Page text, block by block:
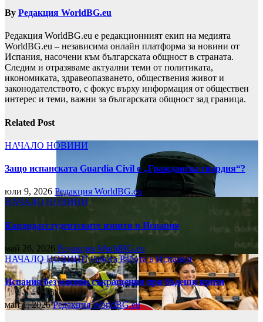
By Редакция WorldBG.eu
Редакция WorldBG.eu е редакционният екип на медията
WorldBG.eu – независима онлайн платформа за новини от
Испания, насочени към българската общност в страната.
Следим и отразяваме актуални теми от политиката,
икономиката, здравеопазването, обществения живот и
законодателството, с фокус върху информация от обществен
интерес и теми, важни за българската общност зад граница.
Related Post
НАЧАЛО НОВИНИ
Защо испанската Guardia Civil е „Гражданска гвардия“?
юли 9, 2026 Редакция WorldBG.eu
НАЧАЛО НОВИНИ
Кандидатстудентските изпити в Испания
май 26, 2026 Редакция WorldBG.eu
НАЧАЛОНОВИНИРаботаРабота в Испания
Испания без масови съкращения при бъдещи кризи
май 1, 2026Редакция WorldBG.eu